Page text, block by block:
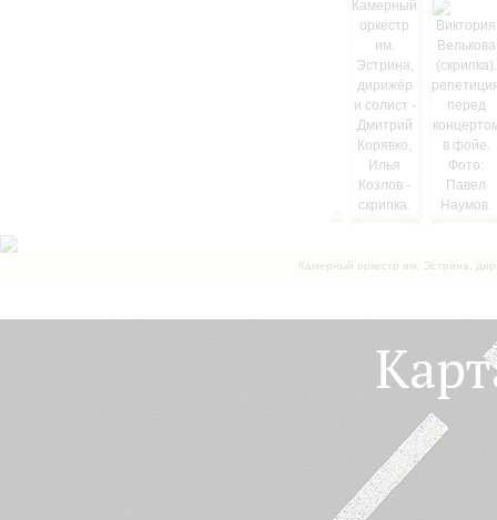
Камерный оркестр им. Эстрина,